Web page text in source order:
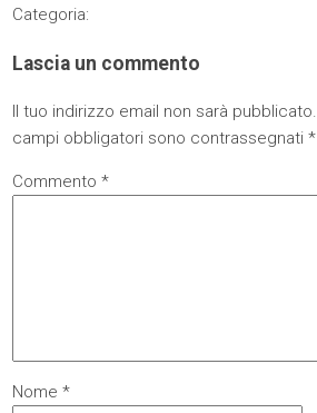
Categoria:
Lascia un commento
Il tuo indirizzo email non sarà pubblicato.
campi obbligatori sono contrassegnati*
Commento*
Nome*